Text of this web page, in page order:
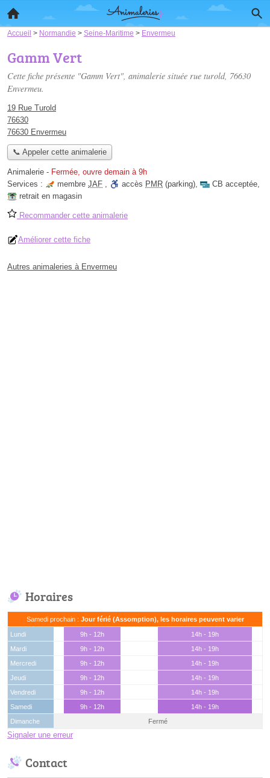
Accueil > Normandie > Seine-Maritime > Envermeu
Gamm Vert
Cette fiche présente "Gamm Vert", animalerie située rue turold, 76630
Envermeu.
19 Rue Turold
76630
76630 Envermeu
📞 Appeler cette animalerie
Animalerie - Fermée, ouvre demain à 9h
Services :
membre JAF , accès PMR (parking), CB acceptée,
retrait en magasin
Recommander cette animalerie
Améliorer cette fiche
Autres animaleries à Envermeu
Horaires
Samedi prochain : Jour férié (Assomption), les horaires peuvent varier
Lundi 9h - 12h
14h - 19h
Mardi
9h - 12h
14h - 19h
Mercredi
9h - 12h
14h - 19h
Jeudi
9h - 12h
14h - 19h
Vendredi
9h - 12h
14h - 19h
Samedi
9h - 12h
14h - 19h
Dimanche
Fermé
Signaler une erreur
Contact